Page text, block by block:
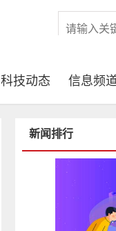
科技动态 信息频
新闻排行